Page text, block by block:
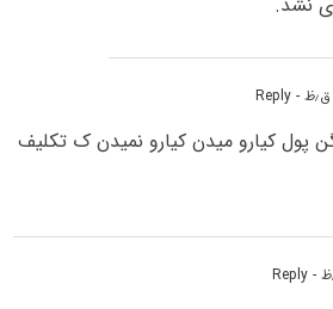
- Reply
پول کیارو میدن کیارو نمیدن ک تکلیف
- Reply